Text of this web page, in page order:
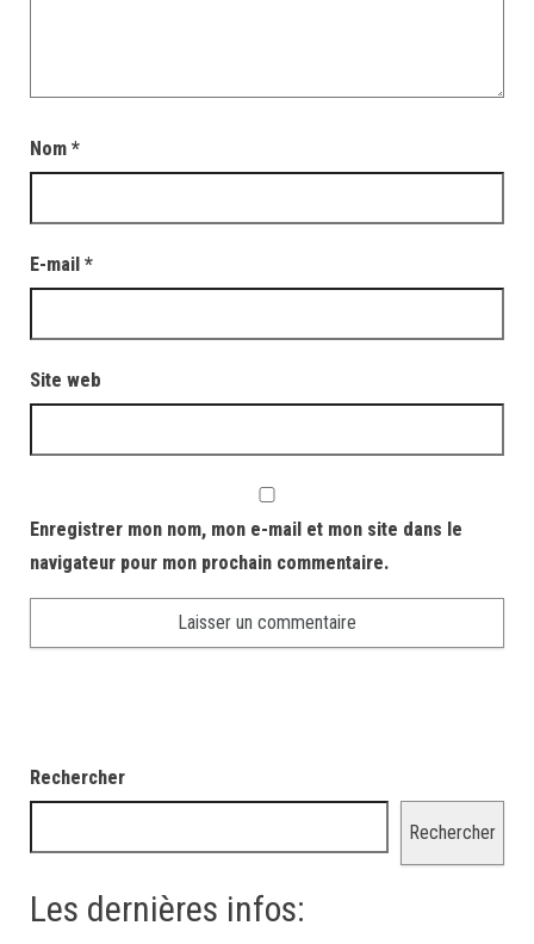
Nom *
E-mail *
Site web
Enregistrer mon nom, mon e-mail et mon site dans le
navigateur pour mon prochain commentaire.
Rechercher
Rechercher
Les dernières infos: